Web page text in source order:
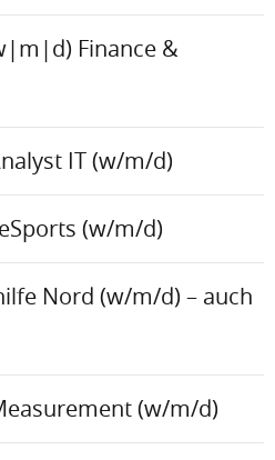
Finance &
IT (w/m/d)
(w/m/d)
Nord (w/m/d) – auch
(w/m/d)